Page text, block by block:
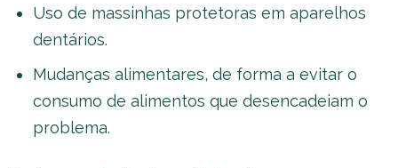
Uso de massinhas protetoras em aparelhos
dentários.
Mudanças alimentares, de forma a evitar o
consumo de alimentos que desencadeiam o
problema.